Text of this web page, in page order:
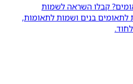
קבלו השראה לשמות
לתאומים בנים ושמות לתאומות,